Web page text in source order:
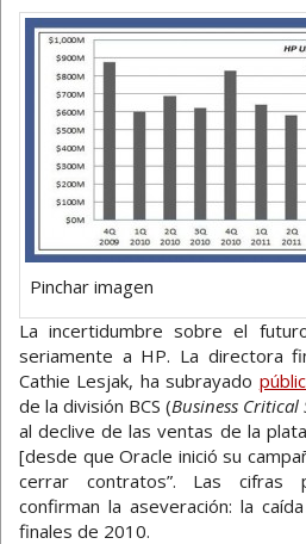
Pinchar imagen
La incertidumbre sobre el
seriamente a HP. La directora
Cathie Lesjak, ha subrayado
de la división BCS (Business Critical
al declive de las ventas de la
[desde que Oracle inició su
cerrar contratos”. Las cifras
confirman la aseveración: la
finales de 2010.